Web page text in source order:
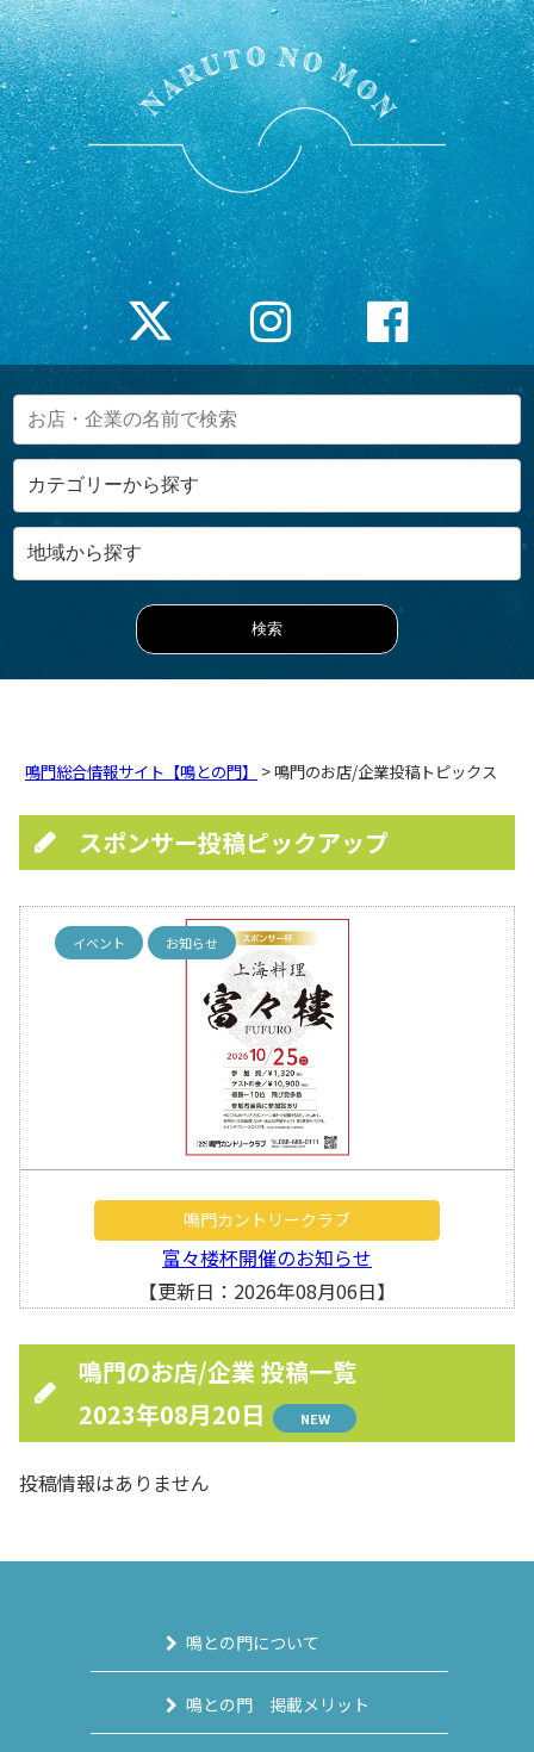
鳴門総合情報サイト【鳴との門】 > 鳴門のお店/企業投稿トピックス
スポンサー投稿ピックアップ
イベント お知らせ
鳴門カントリークラブ
富々楼杯開催のお知らせ
【更新日：2026年08月06日】
鳴門のお店/企業 投稿一覧
2023年08月20日
NEW
投稿情報はありません
鳴との門について
鳴との門 掲載メリット